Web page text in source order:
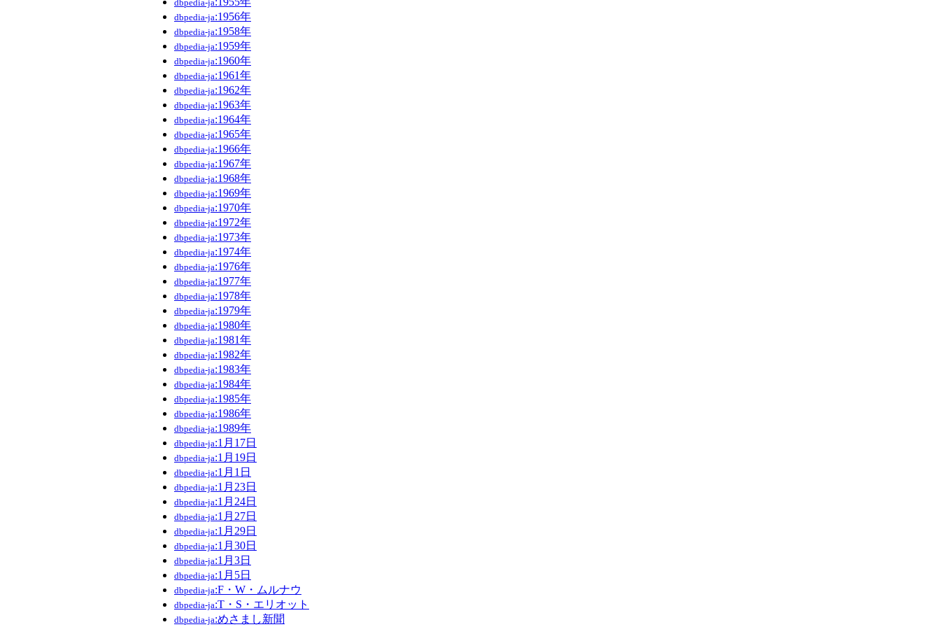
dbpedia-ja
dbpedia-ja:1956年
dbpedia-ja:1958年
dbpedia-ja:1959年
dbpedia-ja:1960年
dbpedia-ja:1961年
dbpedia-ja:1962年
dbpedia-ja:1963年
dbpedia-ja:1964年
dbpedia-ja:1965年
dbpedia-ja:1966年
dbpedia-ja:1967年
dbpedia-ja:1968年
dbpedia-ja:1969年
dbpedia-ja:1970年
dbpedia-ja:1972年
dbpedia-ja:1973年
dbpedia-ja:1974年
dbpedia-ja:1976年
dbpedia-ja:1977年
dbpedia-ja:1978年
dbpedia-ja:1979年
dbpedia-ja:1980年
dbpedia-ja:1981年
dbpedia-ja:1982年
dbpedia-ja:1983年
dbpedia-ja:1984年
dbpedia-ja:1985年
dbpedia-ja:1986年
dbpedia-ja:1989年
dbpedia-ja:1月17日
dbpedia-ja:1月19日
dbpedia-ja:1月1日
dbpedia-ja:1月23日
dbpedia-ja:1月24日
dbpedia-ja:1月27日
dbpedia-ja:1月29日
dbpedia-ja:1月30日
dbpedia-ja:1月3日
dbpedia-ja:1月5日
dbpedia-ja:F・W・ムルナウ
dbpedia-ja:T・S・エリオット
dbpedia-ja:めさまし新聞